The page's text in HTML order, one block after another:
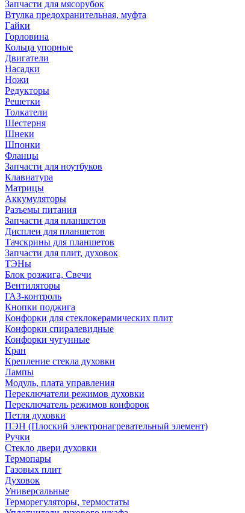
Запчасти для мясорубок
Втулка предохранительная, муфта
Гайки
Горловина
Кольца упорные
Двигатели
Насадки
Ножи
Редукторы
Решетки
Толкатели
Шестерня
Шнеки
Шпонки
Фланцы
Запчасти для ноутбуков
Клавиатура
Матрицы
Аккумуляторы
Разъемы питания
Запчасти для планшетов
Дисплеи для планшетов
Тачскрины для планшетов
Запчасти для плит, духовок
ТЭНы
Блок розжига, Свечи
Вентиляторы
ГАЗ-контроль
Кнопки поджига
Конфорки для стеклокерамических плит
Конфорки спиралевидные
Конфорки чугунные
Кран
Крепление стекла духовки
Лампы
Модуль, плата управления
Переключатели режимов духовки
Переключатель режимов конфорок
Петля духовки
ПЭН (Плоский электронагревательный элемент)
Ручки
Стекло двери духовки
Термопары
Газовых плит
Духовок
Универсальные
Терморегуляторы, термостаты